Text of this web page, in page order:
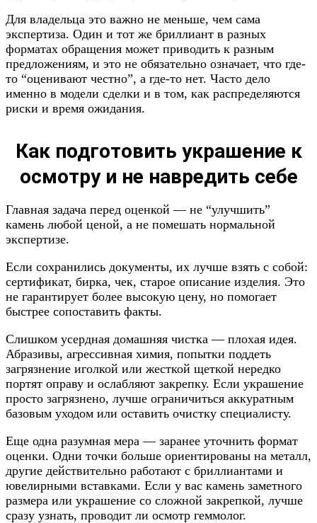
Для владельца это важно не меньше, чем сама
экспертиза. Один и тот же бриллиант в разных
форматах обращения может приводить к разным
предложениям, и это не обязательно означает, что где-
то “оценивают честно”, а где-то нет. Часто дело
именно в модели сделки и в том, как распределяются
риски и время ожидания.
Как подготовить украшение к
осмотру и не навредить себе
Главная задача перед оценкой — не “улучшить”
камень любой ценой, а не помешать нормальной
экспертизе.
Если сохранились документы, их лучше взять с собой:
сертификат, бирка, чек, старое описание изделия. Это
не гарантирует более высокую цену, но помогает
быстрее сопоставить факты.
Слишком усердная домашняя чистка — плохая идея.
Абразивы, агрессивная химия, попытки поддеть
загрязнение иголкой или жесткой щеткой нередко
портят оправу и ослабляют закрепку. Если украшение
просто загрязнено, лучше ограничиться аккуратным
базовым уходом или оставить очистку специалисту.
Еще одна разумная мера — заранее уточнить формат
оценки. Одни точки больше ориентированы на металл,
другие действительно работают с бриллиантами и
ювелирными вставками. Если у вас камень заметного
размера или украшение со сложной закрепкой, лучше
сразу узнать, проводит ли осмотр геммолог.